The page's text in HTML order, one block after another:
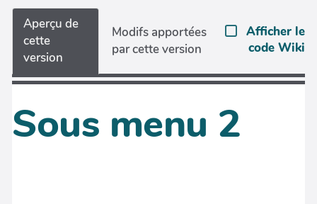
Aperçu de
cette
version
Modifs apportées
par cette version
Afficher le
code Wiki